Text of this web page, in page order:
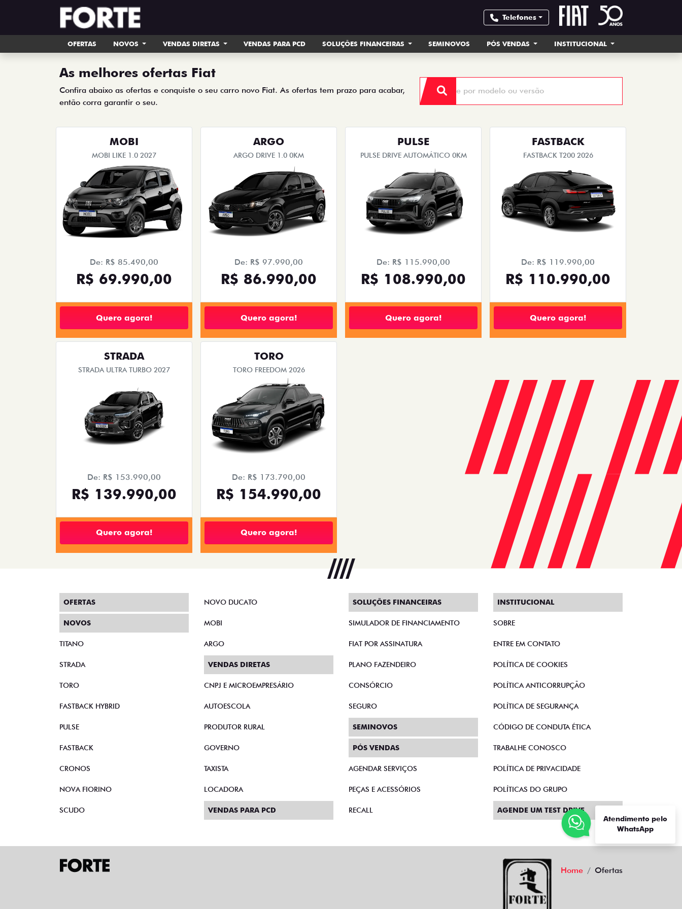
Telefones
OFERTAS NOVOS VENDAS DIRETAS VENDAS PARA PCD SOLUÇÕES FINANCEIRAS SEMINOVOS PÓS VENDAS INSTITUCIONAL
As melhores ofertas Fiat
Confira abaixo as ofertas e conquiste o seu carro novo Fiat. As ofertas tem prazo para acabar,
então corra garantir o seu.
MOBI
MOBI LIKE 1.0 2027
De: R$ 85.490,00
R$ 69.990,00
Quero agora!
ARGO
ARGO DRIVE 1.0 0KM
De: R$ 97.990,00
R$ 86.990,00
Quero agora!
PULSE
PULSE DRIVE AUTOMÁTICO 0KM
De: R$ 115.990,00
R$ 108.990,00
Quero agora!
FASTBACK
FASTBACK T200 2026
De: R$ 119.990,00
R$ 110.990,00
Quero agora!
STRADA
STRADA ULTRA TURBO 2027
De: R$ 153.990,00
R$ 139.990,00
Quero agora!
TORO
TORO FREEDOM 2026
De: R$ 173.790,00
R$ 154.990,00
Quero agora!
Atendimento pelo
WhatsApp
OFERTAS
NOVOS
TITANO
STRADA
TORO
FASTBACK HYBRID
PULSE
FASTBACK
CRONOS
NOVA FIORINO
SCUDO
NOVO DUCATO
MOBI
ARGO
VENDAS DIRETAS
CNPJ E MICROEMPRESÁRIO
AUTOESCOLA
PRODUTOR RURAL
GOVERNO
TAXISTA
LOCADORA
VENDAS PARA PCD
SOLUÇÕES FINANCEIRAS
SIMULADOR DE FINANCIAMENTO
FIAT POR ASSINATURA
PLANO FAZENDEIRO
CONSÓRCIO
SEGURO
SEMINOVOS
PÓS VENDAS
AGENDAR SERVIÇOS
PEÇAS E ACESSÓRIOS
RECALL
INSTITUCIONAL
SOBRE
ENTRE EM CONTATO
POLÍTICA DE COOKIES
POLÍTICA ANTICORRUPÇÃO
POLÍTICA DE SEGURANÇA
CÓDIGO DE CONDUTA ÉTICA
TRABALHE CONOSCO
POLÍTICA DE PRIVACIDADE
POLÍTICAS DO GRUPO
AGENDE UM TEST DRIVE
Home Ofertas